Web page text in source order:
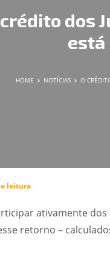
crédito dos
está
HOME NOTÍCIAS O
leitura
ativamente
retorno –